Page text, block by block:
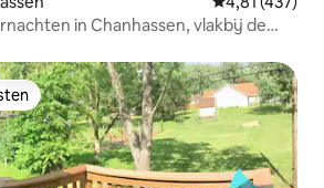
in Chanhassen, vlakbij de